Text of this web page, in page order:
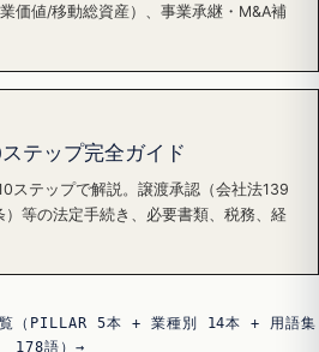
価値/移動総資産）、事業承継・M&A補
テップ完全ガイド
ステップで解説。譲渡承認（会社法139
等の法定手続き、必要書類、税務、経
覧（PILLAR 5本 + 業種別 14本 + 用語集
178語）→